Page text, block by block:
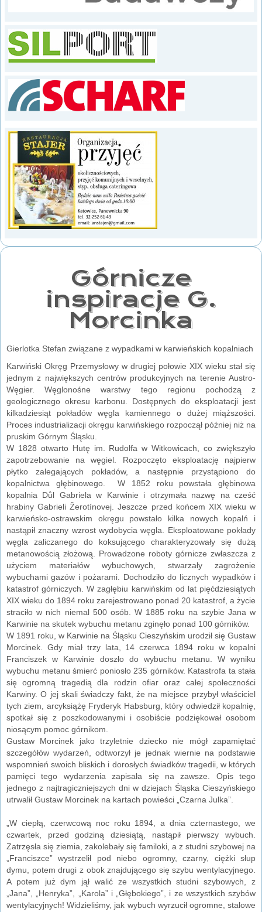
Górnicze
inspiracje G.
Morcinka
Gierlotka Stefan związane z wypadkami w karwieńskich kopalniach
Karwiński Okręg Przemysłowy w drugiej połowie XIX wieku stał się
jednym z największych centrów produkcyjnych na terenie Austro-
Węgier. Węglonośne warstwy tego regionu pochodzą z
geologicznego okresu karbonu. Dostępnych do eksploatacji jest
kilkadziesiąt pokładów węgla kamiennego o dużej miąższości.
Proces industrializacji okręgu karwińskiego rozpoczął później niż na
pruskim Górnym Śląsku.
W 1828 otwarto Hutę im. Rudolfa w Witkowicach, co zwiększyło
zapotrzebowanie na węgiel. Rozpoczęto eksploatację najpierw
płytko zalegających pokładów, a następnie przystąpiono do
kopalnictwa głębinowego. W 1852 roku powstała głębinowa
kopalnia Důl Gabriela w Karwinie i otrzymała nazwę na cześć
hrabiny Gabrieli Žerotínovej. Jeszcze przed końcem XIX wieku w
karwieńsko-ostrawskim okręgu powstało kilka nowych kopalń i
nastąpił znaczny wzrost wydobycia węgla. Eksploatowane pokłady
węgla zaliczanego do koksującego charakteryzowały się dużą
metanowością złożową. Prowadzone roboty górnicze zwłaszcza z
użyciem materiałów wybuchowych, stwarzały zagrożenie
wybuchami gazów i pożarami. Dochodziło do licznych wypadków i
katastrof górniczych. W zagłębiu karwińskim od lat pięćdziesiątych
XIX wieku do 1894 roku zarejestrowano ponad 20 katastrof, a życie
straciło w nich niemal 500 osób. W 1885 roku na szybie Jana w
Karwinie na skutek wybuchu metanu zginęło ponad 100 górników.
W 1891 roku, w Karwinie na Śląsku Cieszyńskim urodził się Gustaw
Morcinek. Gdy miał trzy lata, 14 czerwca 1894 roku w kopalni
Franciszek w Karwinie doszło do wybuchu metanu. W wyniku
wybuchu metanu śmierć poniosło 235 górników. Katastrofa ta stała
się ogromną tragedią dla rodzin ofiar oraz całej społeczności
Karwiny. O jej skali świadczy fakt, że na miejsce przybył właściciel
tych ziem, arcyksiążę Fryderyk Habsburg, który odwiedził kopalnię,
spotkał się z poszkodowanymi i osobiście podziękował osobom
niosącym pomoc górnikom.
Gustaw Morcinek jako trzyletnie dziecko nie mógł zapamiętać
szczegółów wydarzeń, odtworzył je jednak wiernie na podstawie
wspomnień swoich bliskich i dorosłych świadków tragedii, w których
pamięci tego wydarzenia zapisała się na zawsze. Opis tego
jednego z najtragiczniejszych dni w dziejach Śląska Cieszyńskiego
utrwalił Gustaw Morcinek na kartach powieści „Czarna Julka”.
„W ciepłą, czerwcową noc roku 1894, a dnia czternastego, we
czwartek, przed godziną dziesiątą, nastąpił pierwszy wybuch.
Zatrzęsła się ziemia, zakolebały się familoki, a z studni szybowej na
„Franciszce” wystrzelił pod niebo ogromny, czarny, ciężki słup
dymu, potem drugi z obok znajdującego się szybu wentylacyjnego.
A potem już dym jął walić ze wszystkich studni szybowych, z
„Jana”, „Henryka”, „Karola” i „Głębokiego”, i ze wszystkich szybów
wentylacyjnych! Widzieliśmy, jak wybuch wyrzucił ogromne, stalowe